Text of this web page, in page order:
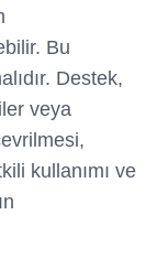
Bu
Destek,
veya
kullanımı ve